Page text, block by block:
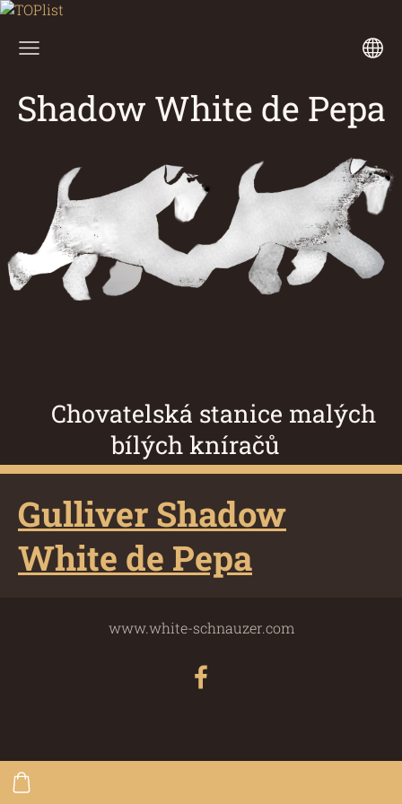
Shadow White de Pepa
Chovatelská stanice malých
bílých kníračů
Gulliver Shadow
White de Pepa
www.white-schnauzer.com